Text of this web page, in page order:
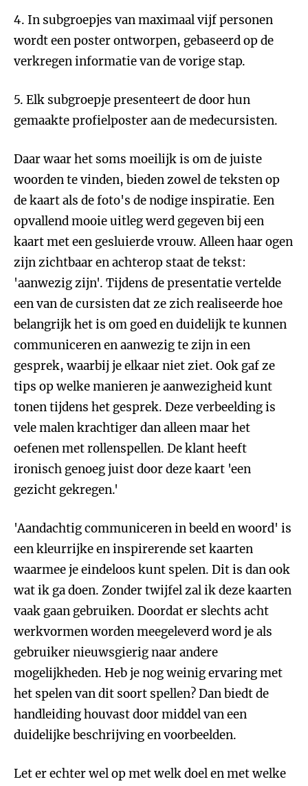
4. In subgroepjes van maximaal vijf personen
wordt een poster ontworpen, gebaseerd op de
verkregen informatie van de vorige stap.
5. Elk subgroepje presenteert de door hun
gemaakte profielposter aan de medecursisten.
Daar waar het soms moeilijk is om de juiste
woorden te vinden, bieden zowel de teksten op
de kaart als de foto's de nodige inspiratie. Een
opvallend mooie uitleg werd gegeven bij een
kaart met een gesluierde vrouw. Alleen haar ogen
zijn zichtbaar en achterop staat de tekst:
'aanwezig zijn'. Tijdens de presentatie vertelde
een van de cursisten dat ze zich realiseerde hoe
belangrijk het is om goed en duidelijk te kunnen
communiceren en aanwezig te zijn in een
gesprek, waarbij je elkaar niet ziet. Ook gaf ze
tips op welke manieren je aanwezigheid kunt
tonen tijdens het gesprek. Deze verbeelding is
vele malen krachtiger dan alleen maar het
oefenen met rollenspellen. De klant heeft
ironisch genoeg juist door deze kaart 'een
gezicht gekregen.'
'Aandachtig communiceren in beeld en woord' is
een kleurrijke en inspirerende set kaarten
waarmee je eindeloos kunt spelen. Dit is dan ook
wat ik ga doen. Zonder twijfel zal ik deze kaarten
vaak gaan gebruiken. Doordat er slechts acht
werkvormen worden meegeleverd word je als
gebruiker nieuwsgierig naar andere
mogelijkheden. Heb je nog weinig ervaring met
het spelen van dit soort spellen? Dan biedt de
handleiding houvast door middel van een
duidelijke beschrijving en voorbeelden.
Let er echter wel op met welk doel en met welke